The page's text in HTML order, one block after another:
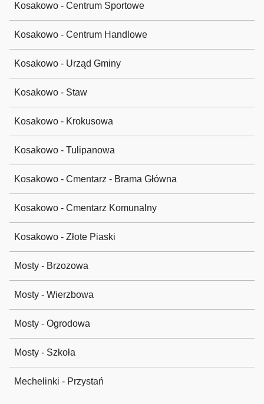
Kosakowo - Centrum Sportowe
Kosakowo - Centrum Handlowe
Kosakowo - Urząd Gminy
Kosakowo - Staw
Kosakowo - Krokusowa
Kosakowo - Tulipanowa
Kosakowo - Cmentarz - Brama Główna
Kosakowo - Cmentarz Komunalny
Kosakowo - Złote Piaski
Mosty - Brzozowa
Mosty - Wierzbowa
Mosty - Ogrodowa
Mosty - Szkoła
Mechelinki - Przystań